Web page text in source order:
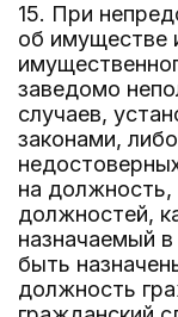
15. При
об имуществе
заведомо
случаев,
законами,
на
должностей,
назначаемый
быть
должность